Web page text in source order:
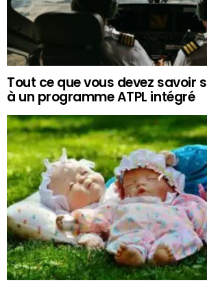
Tout ce que vous devez savoir
à un programme ATPL intégré